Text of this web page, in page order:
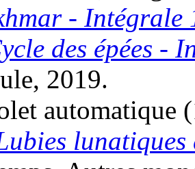
- Intégrale
des épées -
2019.
automatique